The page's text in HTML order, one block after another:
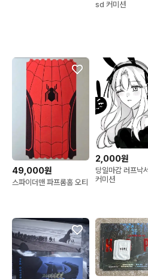
sd 커미션
49,000원
스파이더맨 파프롬홈 오티
2,000원
당일마감 러프낙
커미션